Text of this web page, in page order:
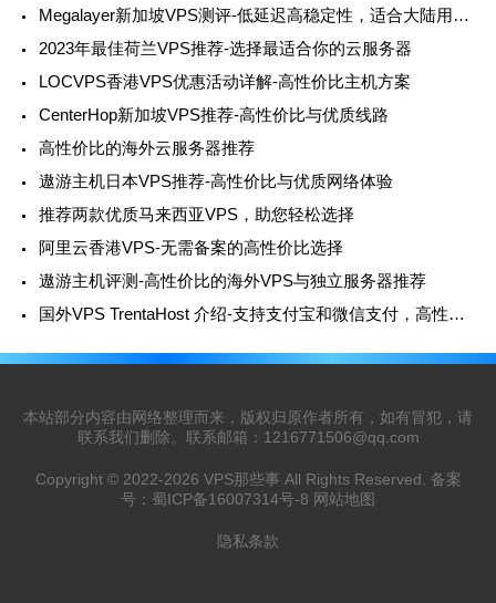
Megalayer新加坡VPS测评-低延迟高稳定性，适合大陆用户的优质选择
2023年最佳荷兰VPS推荐-选择最适合你的云服务器
LOCVPS香港VPS优惠活动详解-高性价比主机方案
CenterHop新加坡VPS推荐-高性价比与优质线路
高性价比的海外云服务器推荐
遨游主机日本VPS推荐-高性价比与优质网络体验
推荐两款优质马来西亚VPS，助您轻松选择
阿里云香港VPS-无需备案的高性价比选择
遨游主机评测-高性价比的海外VPS与独立服务器推荐
国外VPS TrentaHost 介绍-支持支付宝和微信支付，高性价比的选择
本站部分内容由网络整理而来，版权归原作者所有，如有冒犯，请
联系我们删除。联系邮箱： 1216771506@qq.com
Copyright © 2022-2026 VPS那些事 All Rights Reserved. 备案
号： 蜀ICP备16007314号-8 网站地图
隐私条款